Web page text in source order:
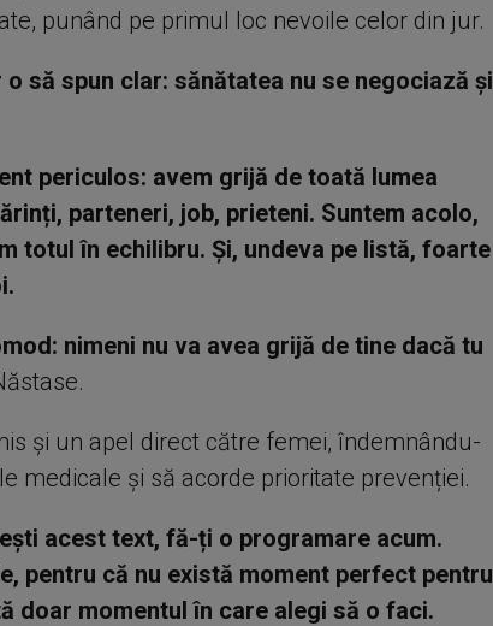
punând pe primul loc nevoile celor din jur.
o să spun clar: sănătatea nu se negociază și
periculos: avem grijă de toată lumea
parteneri, job, prieteni. Suntem acolo,
totul în echilibru. Și, undeva pe listă, foarte
nimeni nu va avea grijă de tine dacă tu
și un apel direct către femei, îndemnându-
medicale și să acorde prioritate prevenției.
acest text, fă-ți o programare acum.
pentru că nu există moment perfect pentru
doar momentul în care alegi să o faci.